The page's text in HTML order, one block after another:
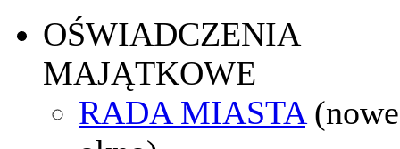
OŚWIADCZENIA
MAJĄTKOWE
RADA MIASTA (nowe